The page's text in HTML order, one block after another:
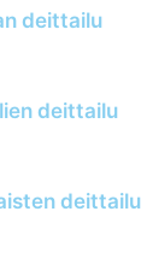
deittailu
deittailu
deittailu